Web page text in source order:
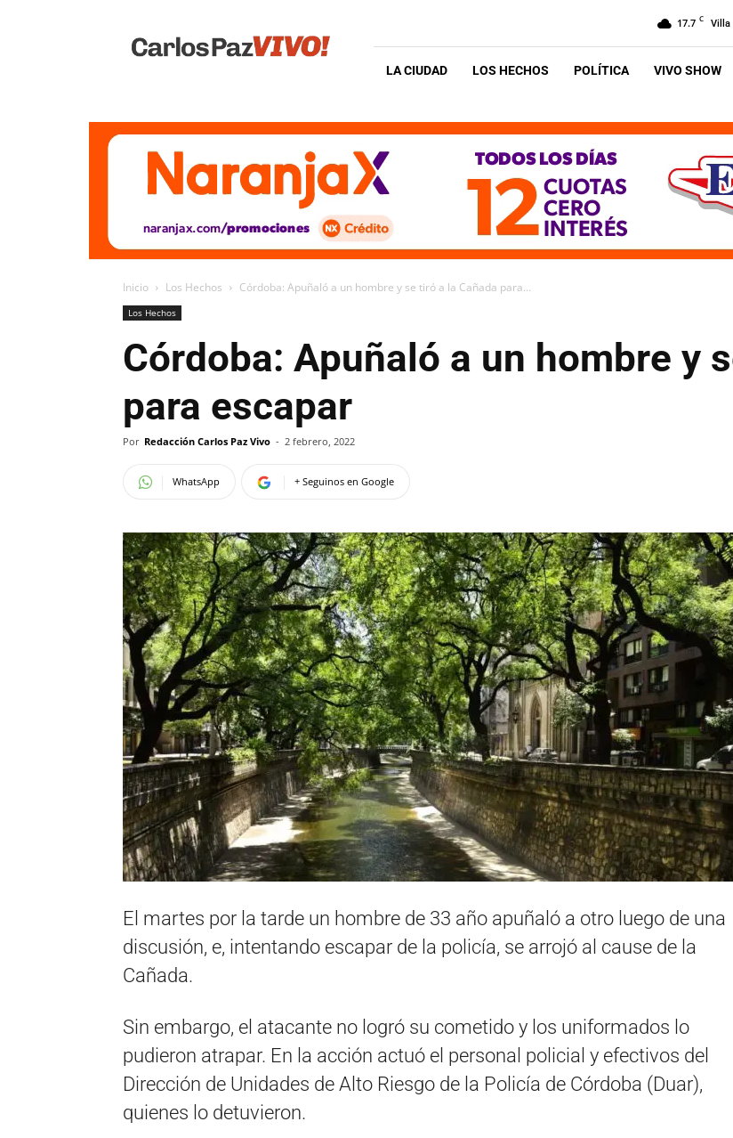
Vivo
17.7 C Villa
LA CIUDAD LOS HECHOS POLÍTICA VIVO SHOW
Inicio Los Hechos Córdoba: Apuñaló a un hombre y se tiró a la Cañada para...
Los Hechos
Córdoba: Apuñaló a un hombre y
para escapar
Por Redacción Carlos Paz Vivo - 2 febrero, 2022
WhatsApp + Seguinos en Google
El martes por la tarde un hombre de 33 año apuñaló a otro luego de una
discusión, e, intentando escapar de la policía, se arrojó al cause de la
Cañada.
Sin embargo, el atacante no logró su cometido y los uniformados lo
pudieron atrapar. En la acción actuó el personal policial y efectivos del
Dirección de Unidades de Alto Riesgo de la Policía de Córdoba (Duar),
quienes lo detuvieron.